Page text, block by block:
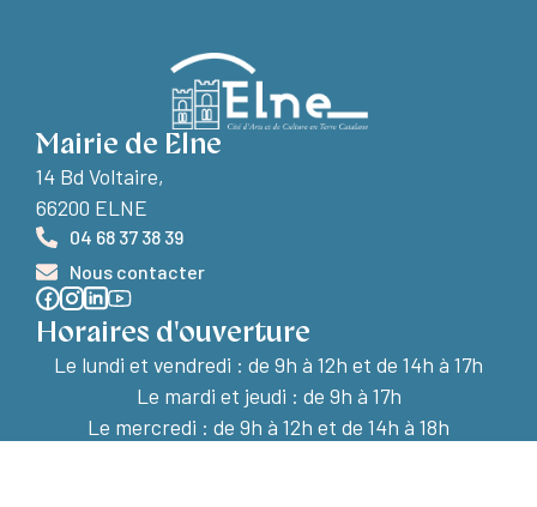
Mairie de Elne
14 Bd Voltaire,
66200 ELNE
04 68 37 38 39
Nous contacter
Horaires d'ouverture
Le lundi et vendredi : de 9h à 12h et de 14h à 17h
Le mardi et jeudi : de 9h à 17h
Le mercredi : de 9h à 12h et de 14h à 18h